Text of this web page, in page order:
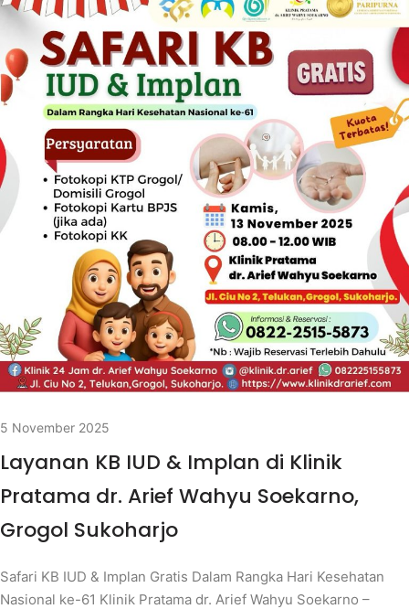
5 November 2025
Layanan KB IUD & Implan di Klinik
Pratama dr. Arief Wahyu Soekarno,
Grogol Sukoharjo
Safari KB IUD & Implan Gratis Dalam Rangka Hari Kesehatan
Nasional ke-61 Klinik Pratama dr. Arief Wahyu Soekarno –